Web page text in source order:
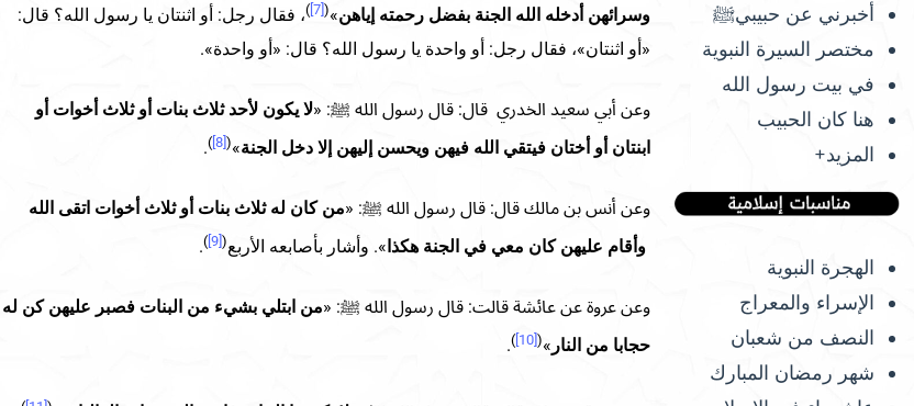
أخبرني عن حبيبيﷺ
مختصر السيرة النبوية
في بيت رسول الله
هنا كان الحبيب
المزيد+
الهجرة النبوية
الإسراء والمعراج
النصف من شعبان
شهر رمضان المبارك
وسرائهن أدخله الله الجنة بفضل رحمته إياهن»
(
[7]
)، فقال رجل: أو اثنتان يا رسول الله؟ قال:
«أو اثنتان»، فقال رجل: أو واحدة يا رسول الله؟ قال: «أو واحدة».
وعن أبي سعيد الخدري قال: قال رسول الله ﷺ: «لا يكون لأحد ثلاث بنات أو ثلاث أخوات أو
ابنتان أو أختان فيتقي الله فيهن ويحسن إليهن إلا دخل الجنة»
(
[8]
)
.
وعن أنس بن مالك قال: قال رسول الله ﷺ: «من كان له ثلاث بنات أو ثلاث أخوات اتقى الله
وأقام عليهن كان معي في الجنة هكذا ». وأشار بأصابعه الأربع(
[9]
)
.
وعن عروة عن عائشة قالت: قال رسول الله ﷺ: «من ابتلي بشيء من البنات فصبر عليهن كن له
حجابا من النار »
(
[10]
)
.